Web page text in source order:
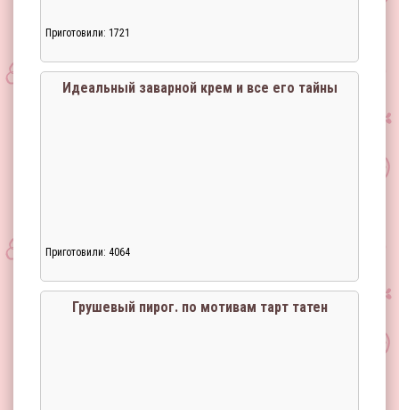
Приготовили: 1721
Идеальный заварной крем и все его тайны
Приготовили: 4064
Грушевый пирог. по мотивам тарт татен